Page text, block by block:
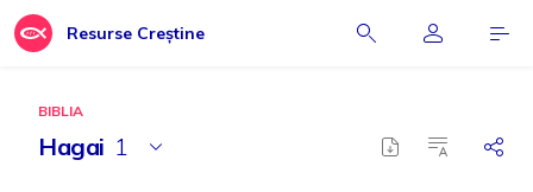
Resurse Creștine
BIBLIA
Hagai 1